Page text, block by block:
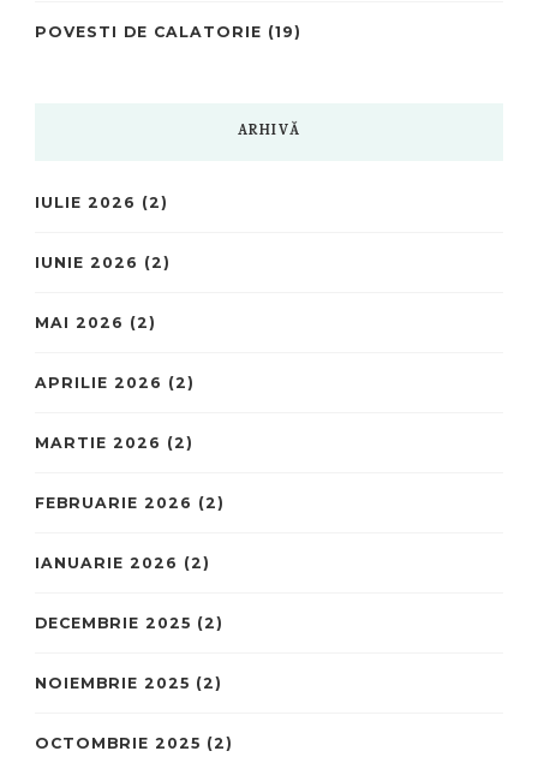
POVESTI DE CALATORIE (19)
ARHIVĂ
IULIE 2026 (2)
IUNIE 2026 (2)
MAI 2026 (2)
APRILIE 2026 (2)
MARTIE 2026 (2)
FEBRUARIE 2026 (2)
IANUARIE 2026 (2)
DECEMBRIE 2025 (2)
NOIEMBRIE 2025 (2)
OCTOMBRIE 2025 (2)